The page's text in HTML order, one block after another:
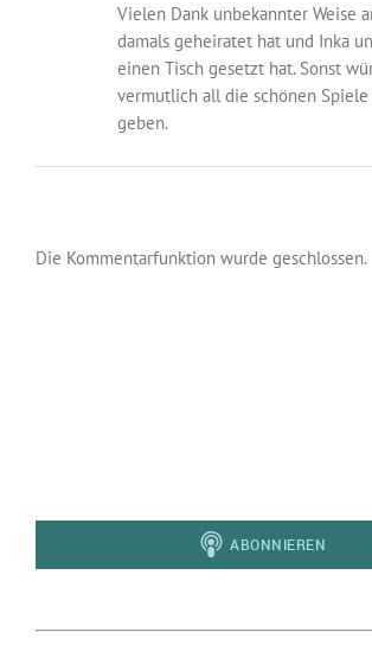
Vielen Dank unbekannter Weise
damals geheiratet hat und Inka
einen Tisch gesetzt hat. Sonst
vermutlich all die schönen
geben.
Die Kommentarfunktion wurde geschlossen.